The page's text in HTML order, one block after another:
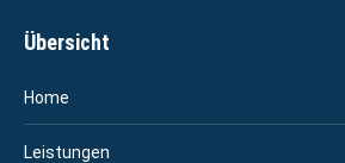
Übersicht
Home
Leistungen